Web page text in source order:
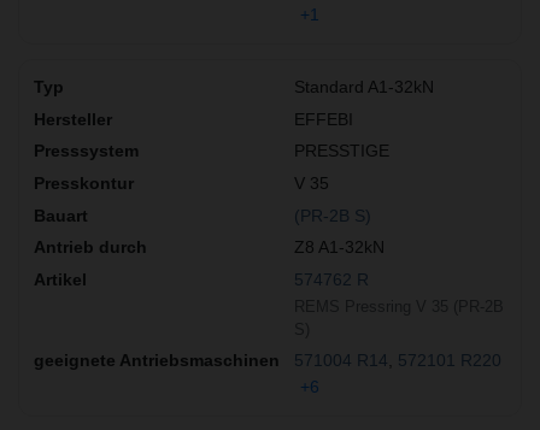
+1
Standard A1-32kN
EFFEBI
PRESSTIGE
V 35
(PR-2B S)
Z8 A1-32kN
574762 R
571004 R14
572101 R220
+6